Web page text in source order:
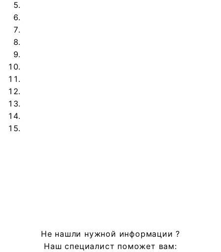
Не нашли нужной информации ?
Наш специалист поможет вам: